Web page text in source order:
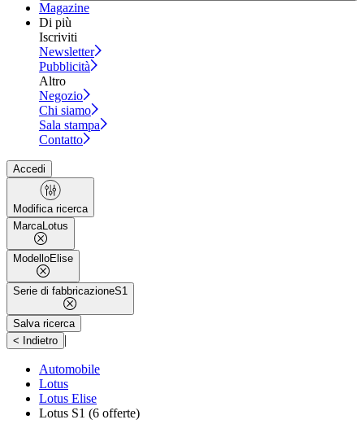
Magazine
Di più
Iscriviti
Newsletter
Pubblicità
Altro
Negozio
Chi siamo
Sala stampa
Contatto
Accedi
Modifica ricerca
MarcaLotus
ModelloElise
Serie di fabbricazioneS1
Salva ricerca
< Indietro |
Automobile
Lotus
Lotus Elise
Lotus S1 (6 offerte)